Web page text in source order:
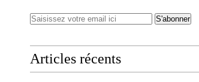
Articles récents